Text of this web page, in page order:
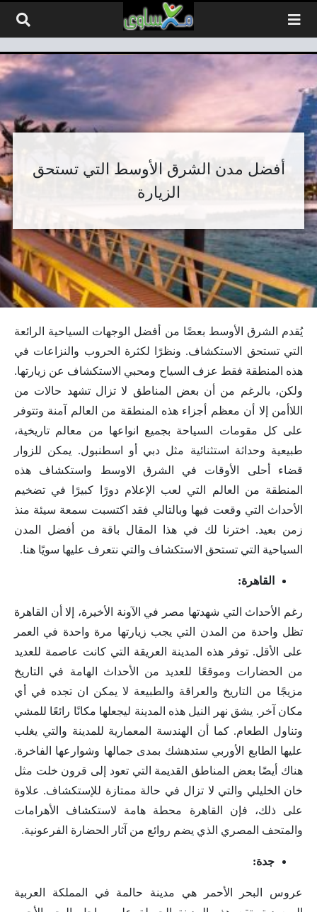
أفضل مدن الشرق الأوسط التي تستحق
الزيارة
يُقدم الشرق الأوسط بعضًا من أفضل الوجهات السياحية الرائعة
التي تستحق الاستكشاف. ونظرًا لكثرة الحروب والنزاعات في
هذه المنطقة فقط عزف السياح ومحبي الاستكشاف عن زيارتها.
ولكن، بالرغم من أن بعض المناطق لا تزال تشهد حالات من
اللاأمن إلا أن معظم أجزاء هذه المنطقة من العالم آمنة وتتوفر
على كل مقومات السياحة بجميع انواعها من معالم تاريخية،
طبيعية وحداثة استثنائية مثل دبي أو اسطنبول. يمكن للزوار
قضاء أحلى الأوقات في الشرق الاوسط واستكشاف هذه
المنطقة من العالم التي لعب الإعلام دورًا كبيرًا في تضخيم
الأحداث التي وقعت فيها وبالتالي فقد اكتسبت سمعة سيئة منذ
زمن بعيد. اخترنا لك في هذا المقال باقة من أفضل المدن
السياحية التي تستحق الاستكشاف والتي نتعرف عليها سويًا هنا.
القاهرة:
رغم الأحداث التي شهدتها مصر في الآونة الأخيرة، إلا أن القاهرة
تظل واحدة من المدن التي يجب زيارتها مرة واحدة في العمر
على الأقل. توفر هذه المدينة العريقة التي كانت عاصمة للعديد
من الحضارات وموقعًا للعديد من الأحداث الهامة في التاريخ
مزيجًا من التاريخ والعراقة والطبيعة لا يمكن ان تجده في أي
مكان آخر. يشق نهر النيل هذه المدينة ليجعلها مكانًا رائعًا للمشي
وتناول الطعام. كما أن الهندسة المعمارية للمدينة والتي يغلب
عليها الطابع الأوربي ستدهشك بمدى جمالها وشوارعها الفاخرة.
هناك أيضًا بعض المناطق القديمة التي تعود إلى قرون خلت مثل
خان الخليلي والتي لا تزال في حالة ممتازة للإستكشاف. علاوة
على ذلك، فإن القاهرة محطة هامة لاستكشاف الأهرامات
والمتحف المصري الذي يضم روائع من آثار الحضارة الفرعونية.
جدة:
عروس البحر الأحمر هي مدينة حالمة في المملكة العربية